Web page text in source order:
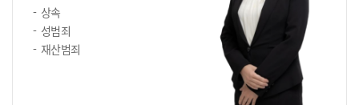
상속
성범죄
재산범죄